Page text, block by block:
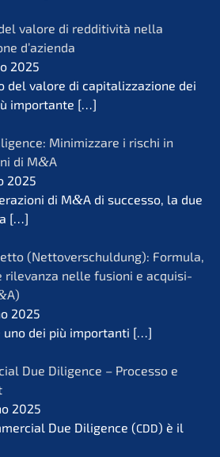
valore di reddi­ti­vi­tà nella
d’azi­en­da
2025
del valore di capita­liz­za­zio­ne dei
importan­te […]
Minimiz­za­re i rischi in
di M&A
2025
di M&A di succes­so, la due
[…]
(Netto­ver­schul­dung): Formu­la,
rilevanza nelle fusio­ni e acqui­si­
A)
2025
uno dei più importan­ti […]
Due Diligence – Proces­so e
2025
Due Diligence (CDD) è il